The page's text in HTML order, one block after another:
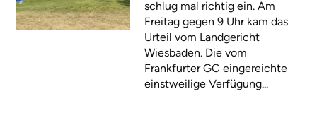
schlug mal richtig ein. Am
Freitag gegen 9 Uhr kam das
Urteil vom Landgericht
Wiesbaden. Die vom
Frankfurter GC eingereichte
einstweilige Verfügung...